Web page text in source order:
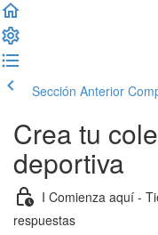
Sección Anterior
Crea tu
deportiva
I Comienza aquí -
respuestas